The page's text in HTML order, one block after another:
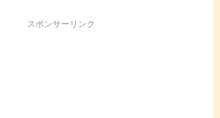
スポンサーリンク